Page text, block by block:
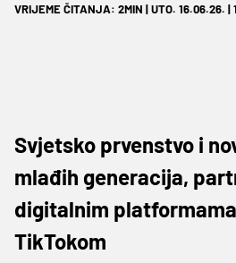
VRIJEME ČITANJA: 2MIN | UTO. 16.06.26. |
Svjetsko prvenstvo i
mlađih generacija,
digitalnim
TikTokom